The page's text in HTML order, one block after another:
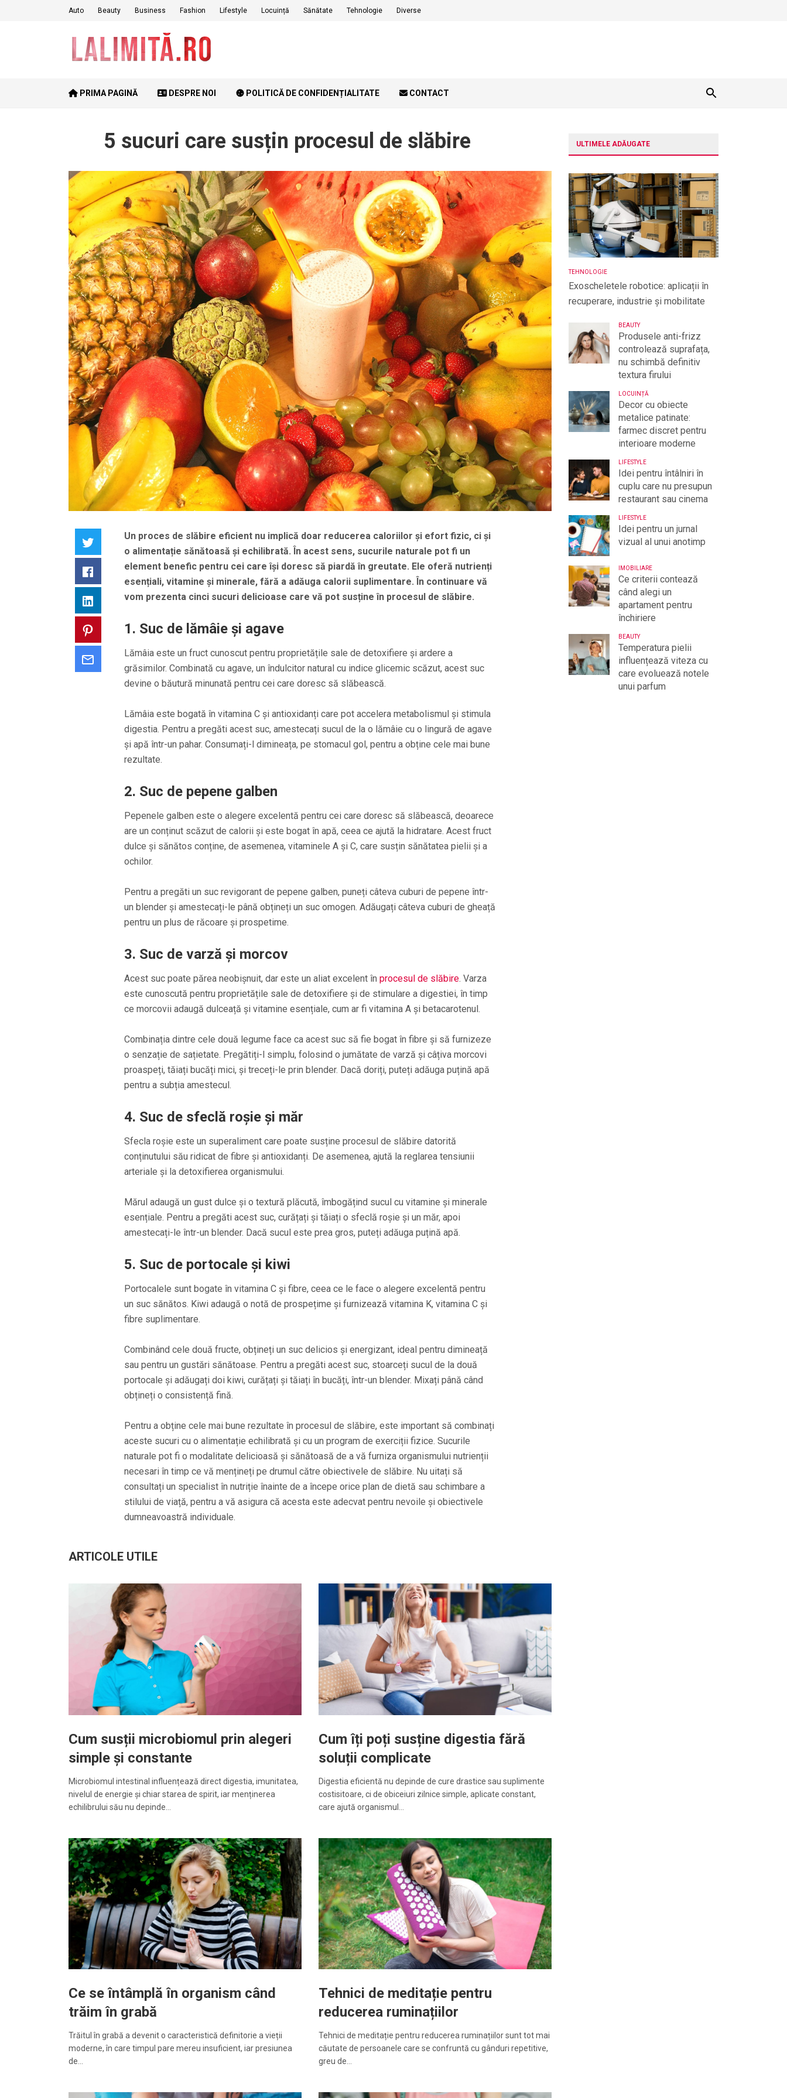
Auto Beauty Business Fashion Lifestyle Locuință Sănătate Tehnologie Diverse
PRIMA PAGINĂ DESPRE NOI POLITICĂ DE CONFIDENȚIALITATE CONTACT
5 sucuri care susțin procesul de slăbire
Facebook
LinkedIn
Pinterest
Un proces de slăbire eficient nu implică doar reducerea caloriilor și efort fizic, ci și
o alimentație sănătoasă și echilibrată. În acest sens, sucurile naturale pot fi un
element benefic pentru cei care își doresc să piardă în greutate. Ele oferă nutrienți
esențiali, vitamine și minerale, fără a adăuga calorii suplimentare. În continuare vă
vom prezenta cinci sucuri delicioase care vă pot susține în procesul de slăbire.
1. Suc de lămâie și agave
Lămâia este un fruct cunoscut pentru proprietățile sale de detoxifiere și ardere a
grăsimilor. Combinată cu agave, un îndulcitor natural cu indice glicemic scăzut, acest suc
devine o băutură minunată pentru cei care doresc să slăbească.
Lămâia este bogată în vitamina C și antioxidanți care pot accelera metabolismul și stimula
digestia. Pentru a pregăti acest suc, amestecați sucul de la o lămâie cu o lingură de agave
și apă într-un pahar. Consumați-l dimineața, pe stomacul gol, pentru a obține cele mai bune
rezultate.
2. Suc de pepene galben
Pepenele galben este o alegere excelentă pentru cei care doresc să slăbească, deoarece
are un conținut scăzut de calorii și este bogat în apă, ceea ce ajută la hidratare. Acest fruct
dulce și sănătos conține, de asemenea, vitaminele A și C, care susțin sănătatea pielii și a
ochilor.
Pentru a pregăti un suc revigorant de pepene galben, puneți câteva cuburi de pepene într-
un blender și amestecați-le până obțineți un suc omogen. Adăugați câteva cuburi de gheață
pentru un plus de răcoare și prospetime.
3. Suc de varză și morcov
Acest suc poate părea neobișnuit, dar este un aliat excelent în procesul de slăbire. Varza
este cunoscută pentru proprietățile sale de detoxifiere și de stimulare a digestiei, în timp
ce morcovii adaugă dulceață și vitamine esențiale, cum ar fi vitamina A și betacarotenul.
Combinația dintre cele două legume face ca acest suc să fie bogat în fibre și să furnizeze
o senzație de sațietate. Pregătiți-l simplu, folosind o jumătate de varză și câțiva morcovi
proaspeți, tăiați bucăți mici, și treceți-le prin blender. Dacă doriți, puteți adăuga puțină apă
pentru a subția amestecul.
4. Suc de sfeclă roșie și măr
Sfecla roșie este un superaliment care poate susține procesul de slăbire datorită
conținutului său ridicat de fibre și antioxidanți. De asemenea, ajută la reglarea tensiunii
arteriale și la detoxifierea organismului.
Mărul adaugă un gust dulce și o textură plăcută, îmbogățind sucul cu vitamine și minerale
esențiale. Pentru a pregăti acest suc, curățați și tăiați o sfeclă roșie și un măr, apoi
amestecați-le într-un blender. Dacă sucul este prea gros, puteți adăuga puțină apă.
5. Suc de portocale și kiwi
Portocalele sunt bogate în vitamina C și fibre, ceea ce le face o alegere excelentă pentru
un suc sănătos. Kiwi adaugă o notă de prospețime și furnizează vitamina K, vitamina C și
fibre suplimentare.
Combinând cele două fructe, obțineți un suc delicios și energizant, ideal pentru dimineață
sau pentru un gustări sănătoase. Pentru a pregăti acest suc, stoarceți sucul de la două
portocale și adăugați doi kiwi, curățați și tăiați în bucăți, într-un blender. Mixați până când
obțineți o consistență fină.
Pentru a obține cele mai bune rezultate în procesul de slăbire, este important să combinați
aceste sucuri cu o alimentație echilibrată și cu un program de exerciții fizice. Sucurile
naturale pot fi o modalitate delicioasă și sănătoasă de a vă furniza organismului nutrienții
necesari în timp ce vă mențineți pe drumul către obiectivele de slăbire. Nu uitați să
consultați un specialist în nutriție înainte de a începe orice plan de dietă sau schimbare a
stilului de viață, pentru a vă asigura că acesta este adecvat pentru nevoile și obiectivele
dumneavoastră individuale.
ARTICOLE UTILE
Cum susții microbiomul prin alegeri
simple și constante
Microbiomul intestinal influențează direct digestia, imunitatea,
nivelul de energie și chiar starea de spirit, iar menținerea
echilibrului său nu depinde…
Cum îți poți susține digestia fără
soluții complicate
Digestia eficientă nu depinde de cure drastice sau suplimente
costisitoare, ci de obiceiuri zilnice simple, aplicate constant,
care ajută organismul…
Ce se întâmplă în organism când
trăim în grabă
Trăitul în grabă a devenit o caracteristică definitorie a vieții
moderne, în care timpul pare mereu insuficient, iar presiunea
de…
Tehnici de meditație pentru
reducerea ruminațiilor
Tehnici de meditație pentru reducerea ruminațiilor sunt tot mai
căutate de persoanele care se confruntă cu gânduri repetitive,
greu de…
ULTIMELE ADĂUGATE
TEHNOLOGIE
Exoscheletele robotice: aplicații în
recuperare, industrie și mobilitate
BEAUTY
Produsele anti-frizz
controlează suprafața,
nu schimbă definitiv
textura firului
LOCUINȚĂ
Decor cu obiecte
metalice patinate:
farmec discret pentru
interioare moderne
LIFESTYLE
Idei pentru întâlniri în
cuplu care nu presupun
restaurant sau cinema
LIFESTYLE
Idei pentru un jurnal
vizual al unui anotimp
IMOBILIARE
Ce criterii contează
când alegi un
apartament pentru
închiriere
BEAUTY
Temperatura pielii
influențează viteza cu
care evoluează notele
unui parfum